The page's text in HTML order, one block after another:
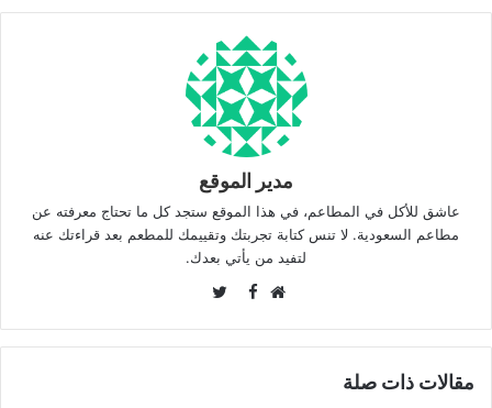
مدير الموقع
عاشق للأكل في المطاعم، في هذا الموقع ستجد كل ما تحتاج معرفته عن
مطاعم السعودية. لا تنس كتابة تجربتك وتقييمك للمطعم بعد قراءتك عنه
لتفيد من يأتي بعدك.
Facebook
مقالات ذات صلة